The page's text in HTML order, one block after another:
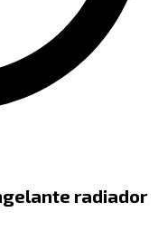
radiador